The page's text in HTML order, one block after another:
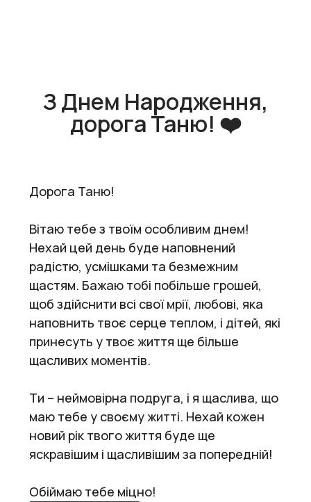
З Днем Народження,
дорога Таню! ❤️
Дорога Таню!
Вітаю тебе з твоїм особливим днем!
Нехай цей день буде наповнений
радістю, усмішками та безмежним
щастям. Бажаю тобі побільше грошей,
щоб здійснити всі свої мрії, любові, яка
наповнить твоє серце теплом, і дітей, які
принесуть у твоє життя ще більше
щасливих моментів.
Ти – неймовірна подруга, і я щаслива, що
маю тебе у своєму житті. Нехай кожен
новий рік твого життя буде ще
яскравішим і щасливішим за попередній!
Обіймаю тебе міцно!